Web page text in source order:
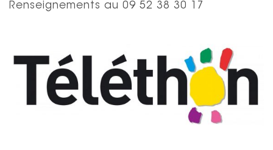
Renseignements au 09 52 38 30 17